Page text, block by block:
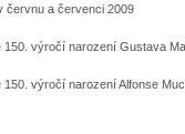
červnu a červenci 2009
výročí narození Gustava
výročí narození Alfonse